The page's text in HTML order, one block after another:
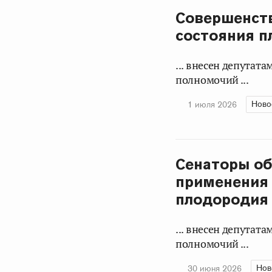
состояния
... внесен
полномочий ...
1 июля 2026
Сенаторы
применения
... внесен
полномочий ...
30 июня 2026